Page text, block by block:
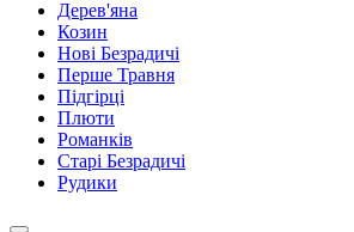
Дерев'яна
Козин
Нові Безрадичі
Перше Травня
Підгірці
Плюти
Романків
Старі Безрадичі
Рудики